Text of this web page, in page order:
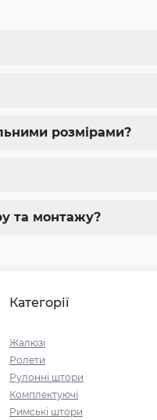
розмірами?
та монтажу?
Категорії
Жалюзі
Ролети
Рулонні штори
Комплектуючі
Римські штори